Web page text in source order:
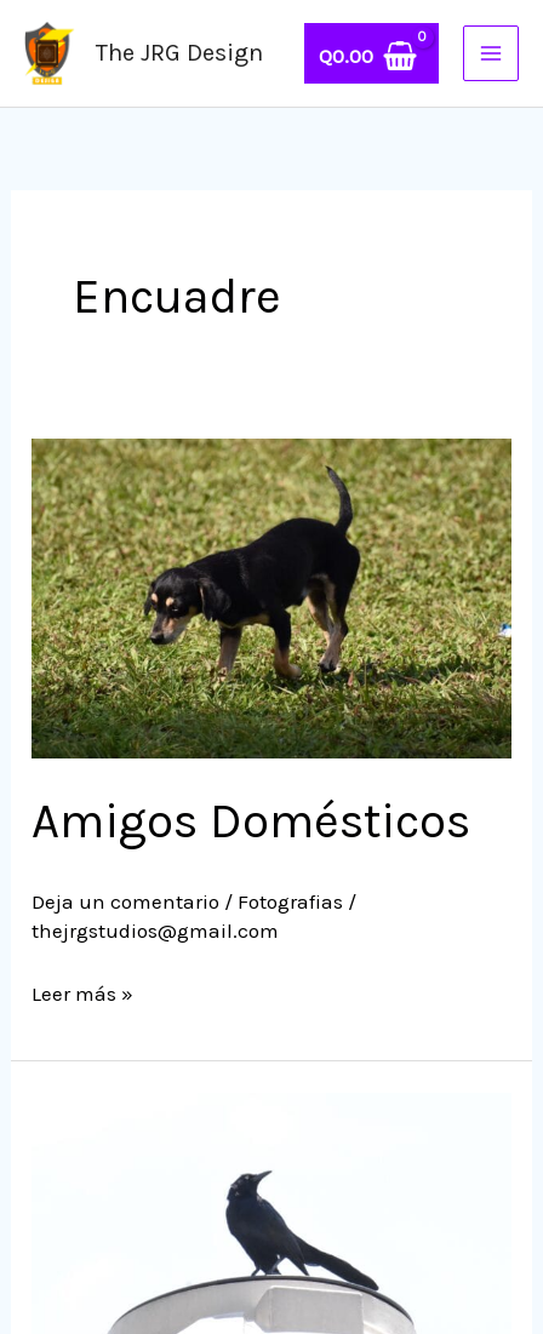
contenido
The JRG Design Q0.00
Encuadre
Amigos Domésticos
Deja un comentario / Fotografias /
thejrgstudios@gmail.com
Amigos
Domésticos
Leer más »